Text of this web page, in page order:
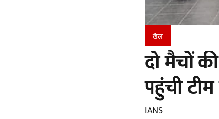
खेल
दो मैचों
पहुंची
IANS